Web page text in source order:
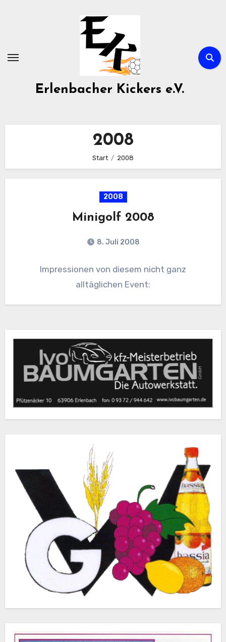
Erlenbacher Kickers e.V.
2008
Start 2008
2008
Minigolf 2008
8. Juli 2008
Impressionen von diesem nicht ganz
alltäglichen Event: